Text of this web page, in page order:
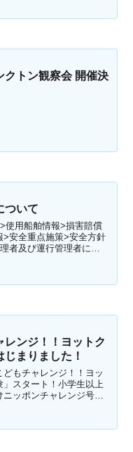
間中のクルーズ営業日・
クトン観察会 開催決
ついて
使用船舶情報>損害賠償
>安全重点施策>安全方針
者及び運行管理者に関
航規程可否運航基準に
レンジ！！ヨットク
じまりました！
どもチャレンジ！！ヨッ
」スタート！小学生以上
ッポンチャレンジ号の
キドキの50分⛵️下船後